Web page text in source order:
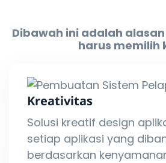
Dibawah ini adalah
harus memilih
Kreativitas
Solusi kreatif design
setiap aplikasi yang
berdasarkan